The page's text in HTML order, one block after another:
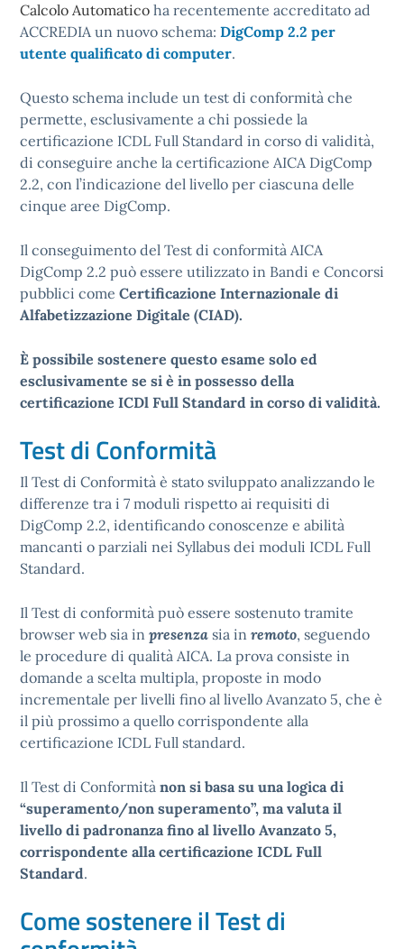
Calcolo Automatico ha recentemente accreditato ad
ACCREDIA un nuovo schema: DigComp 2.2 per
utente qualificato di computer.
Questo schema include un test di conformità che
permette, esclusivamente a chi possiede la
certificazione ICDL Full Standard in corso di validità,
di conseguire anche la certificazione AICA DigComp
2.2, con l’indicazione del livello per ciascuna delle
cinque aree DigComp.
Il conseguimento del Test di conformità AICA
DigComp 2.2 può essere utilizzato in Bandi e Concorsi
pubblici come Certificazione Internazionale di
Alfabetizzazione Digitale (CIAD).
È possibile sostenere questo esame solo ed
esclusivamente se si è in possesso della
certificazione ICDl Full Standard in corso di validità.
Test di Conformità
Il Test di Conformità è stato sviluppato analizzando le
differenze tra i 7 moduli rispetto ai requisiti di
DigComp 2.2, identificando conoscenze e abilità
mancanti o parziali nei Syllabus dei moduli ICDL Full
Standard.
Il Test di conformità può essere sostenuto tramite
browser web sia in presenza sia in remoto, seguendo
le procedure di qualità AICA. La prova consiste in
domande a scelta multipla, proposte in modo
incrementale per livelli fino al livello Avanzato 5, che è
il più prossimo a quello corrispondente alla
certificazione ICDL Full standard.
Il Test di Conformità non si basa su una logica di
“superamento/non superamento”, ma valuta il
livello di padronanza fino al livello Avanzato 5,
corrispondente alla certificazione ICDL Full
Standard.
Come sostenere il Test di